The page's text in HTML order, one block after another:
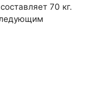
70 кг.